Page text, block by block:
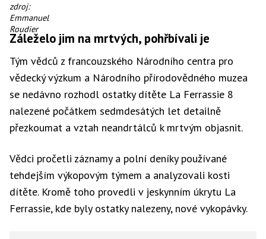
Umělecká
rekonstrukce
pohřbu
dítěte.
zdroj:
Emmanuel
Roudier
Záleželo jim na mrtvých, pohřbívali je
Tým vědců z francouzského Národního centra pro
vědecký výzkum a Národního přírodovědného muzea
se nedávno rozhodl ostatky dítěte La Ferrassie 8
nalezené počátkem sedmdesátých let detailně
přezkoumat a vztah neandrtálců k mrtvým objasnit.
Vědci pročetli záznamy a polní deníky používané
tehdejším výkopovým týmem a analyzovali kosti
dítěte. Kromě toho provedli v jeskynním úkrytu La
Ferrassie, kde byly ostatky nalezeny, nové vykopávky.